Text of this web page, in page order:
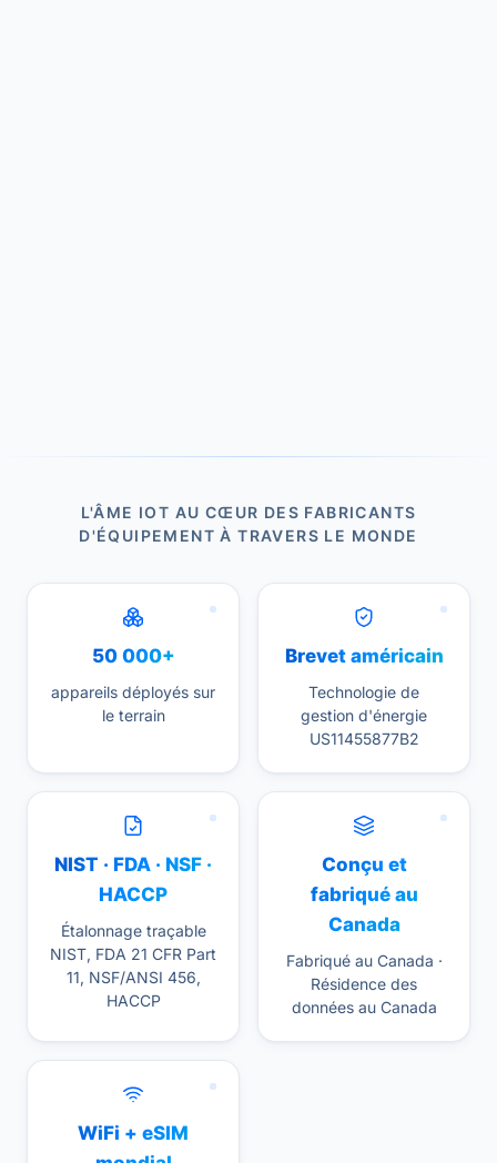
L'ÂME IOT AU CŒUR DES FABRICANTS
D'ÉQUIPEMENT À TRAVERS LE MONDE
50 000+
appareils déployés sur
le terrain
Brevet américain
Technologie de
gestion d'énergie
US11455877B2
NIST · FDA · NSF ·
HACCP
Étalonnage traçable
NIST, FDA 21 CFR Part
11, NSF/ANSI 456,
HACCP
Conçu et
fabriqué au
Canada
Fabriqué au Canada ·
Résidence des
données au Canada
WiFi + eSIM